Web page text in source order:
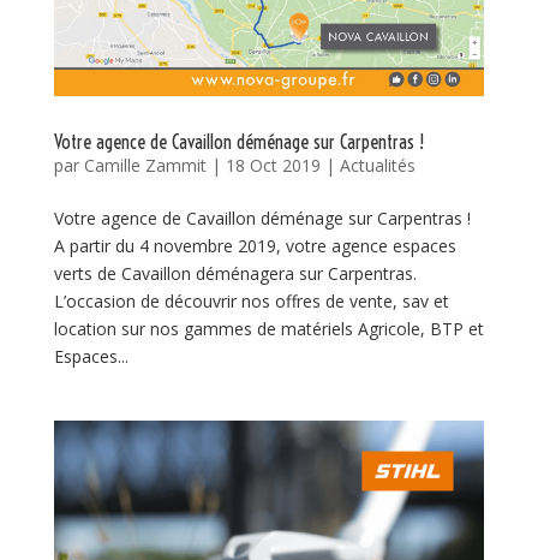
Votre agence de Cavaillon déménage sur Carpentras !
par Camille Zammit| 18 Oct 2019 | Actualités
Votre agence de Cavaillon déménage sur Carpentras !
A partir du 4 novembre 2019, votre agence espaces
verts de Cavaillon déménagera sur Carpentras.
L’occasion de découvrir nos offres de vente, sav et
location sur nos gammes de matériels Agricole, BTP et
Espaces...